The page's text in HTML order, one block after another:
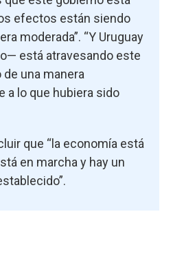
efectos están siendo
moderada”. “Y Uruguay
está atravesando este
una manera
a lo que hubiera sido
que “la economía está
en marcha y hay un